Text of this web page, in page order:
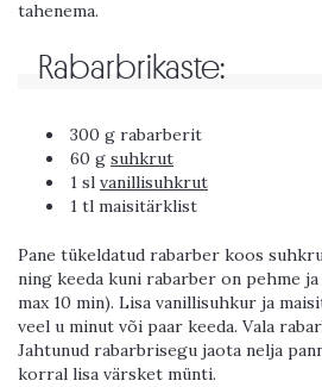
tahenema.
Rabarbrikaste:
300 g rabarberit
60 g suhkrut
1 sl vanillisuhkrut
1 tl maisitärklist
Pane tükeldatud rabarber koos
ning keeda kuni rabarber on pehme
max 10 min). Lisa vanillisuhkur ja
veel u minut või paar keeda. Vala
Jahtunud rabarbrisegu jaota nelja
korral lisa värsket münti.